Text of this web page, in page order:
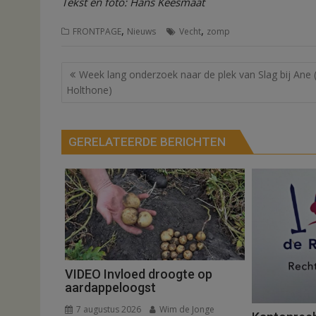
FRONTPAGE, Nieuws Vecht, zomp
Bericht
navigatie
Week lang onderzoek naar de plek van Slag bij Ane
Holthone)
GERELATEERDE BERICHTEN
VIDEO Invloed droogte op
aardappeloogst
7 augustus 2026 Wim de Jonge